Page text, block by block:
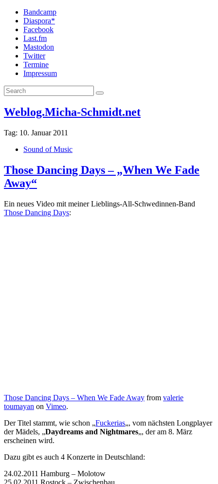
Bandcamp
Diaspora*
Facebook
Last.fm
Mastodon
Twitter
Termine
Impressum
Weblog.Micha-Schmidt.net
Tag: 10. Januar 2011
Sound of Music
Those Dancing Days – „When We Fade
Away“
Ein neues Video mit meiner Lieblings-All-Schwedinnen-Band
Those Dancing Days:
Those Dancing Days – When We Fade Away from valerie
toumayan on Vimeo.
Der Titel stammt, wie schon „Fuckerias„, vom nächsten Longplayer
der Mädels, „Daydreams and Nightmares„, der am 8. März
erscheinen wird.
Dazu gibt es auch 4 Konzerte in Deutschland:
24.02.2011 Hamburg – Molotow
25.02.2011 Rostock – Zwischenbau